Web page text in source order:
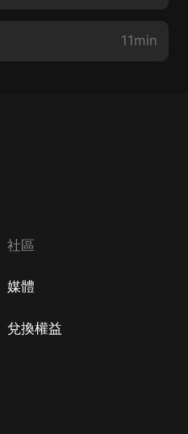
11min
社區
媒體
兌換權益